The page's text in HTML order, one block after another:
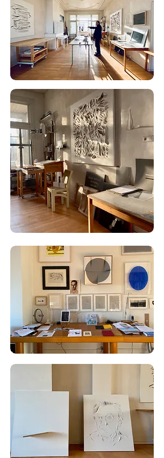
'Het was een soort 9/11 moment. Ik heb een sterke herinnering aan de
avonden en nachten die ik aan het beeld heb gewerkt. Ik was heel
ontwerpen voor dat beeld wilde maken. Ik was er totaal aan
verslaafd, een heel raar rouwproces waar ik nog nooit van gehoord
had. Het beeld is pas ontstaan toen ik er vrede mee had.'